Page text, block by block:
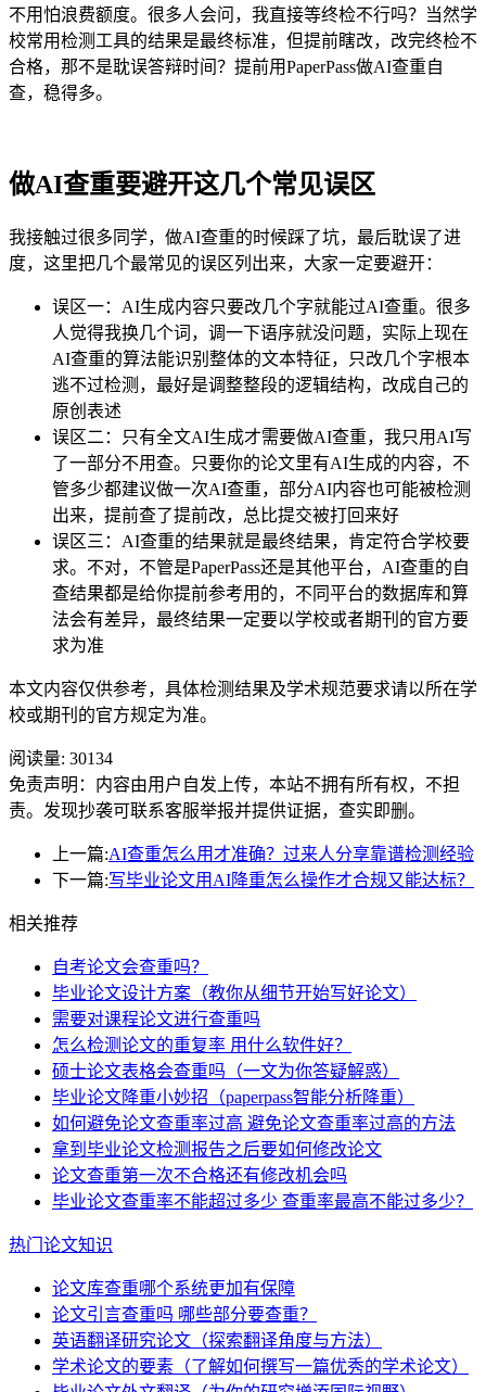
不用怕浪费额度。很多人会问，我直接等终检不行吗？当然学
校常用检测工具的结果是最终标准，但提前瞎改，改完终检不
合格，那不是耽误答辩时间？提前用PaperPass做AI查重自
查，稳得多。
做AI查重要避开这几个常见误区
我接触过很多同学，做AI查重的时候踩了坑，最后耽误了进
度，这里把几个最常见的误区列出来，大家一定要避开：
误区一：AI生成内容只要改几个字就能过AI查重。很多
人觉得我换几个词，调一下语序就没问题，实际上现在
AI查重的算法能识别整体的文本特征，只改几个字根本
逃不过检测，最好是调整整段的逻辑结构，改成自己的
原创表述
误区二：只有全文AI生成才需要做AI查重，我只用AI写
了一部分不用查。只要你的论文里有AI生成的内容，不
管多少都建议做一次AI查重，部分AI内容也可能被检测
出来，提前查了提前改，总比提交被打回来好
误区三：AI查重的结果就是最终结果，肯定符合学校要
求。不对，不管是PaperPass还是其他平台，AI查重的自
查结果都是给你提前参考用的，不同平台的数据库和算
法会有差异，最终结果一定要以学校或者期刊的官方要
求为准
本文内容仅供参考，具体检测结果及学术规范要求请以所在学
校或期刊的官方规定为准。
阅读量: 30134
免责声明：内容由用户自发上传，本站不拥有所有权，不担
责。发现抄袭可联系客服举报并提供证据，查实即删。
上一篇:AI查重怎么用才准确？过来人分享靠谱检测经验
下一篇:写毕业论文用AI降重怎么操作才合规又能达标？
相关推荐
自考论文会查重吗？
毕业论文设计方案（教你从细节开始写好论文）
需要对课程论文进行查重吗
怎么检测论文的重复率 用什么软件好？
硕士论文表格会查重吗（一文为你答疑解惑）
毕业论文降重小妙招（paperpass智能分析降重）
如何避免论文查重率过高 避免论文查重率过高的方法
拿到毕业论文检测报告之后要如何修改论文
论文查重第一次不合格还有修改机会吗
毕业论文查重率不能超过多少 查重率最高不能过多少？
热门论文知识
论文库查重哪个系统更加有保障
论文引言查重吗 哪些部分要查重？
英语翻译研究论文（探索翻译角度与方法）
学术论文的要素（了解如何撰写一篇优秀的学术论文）